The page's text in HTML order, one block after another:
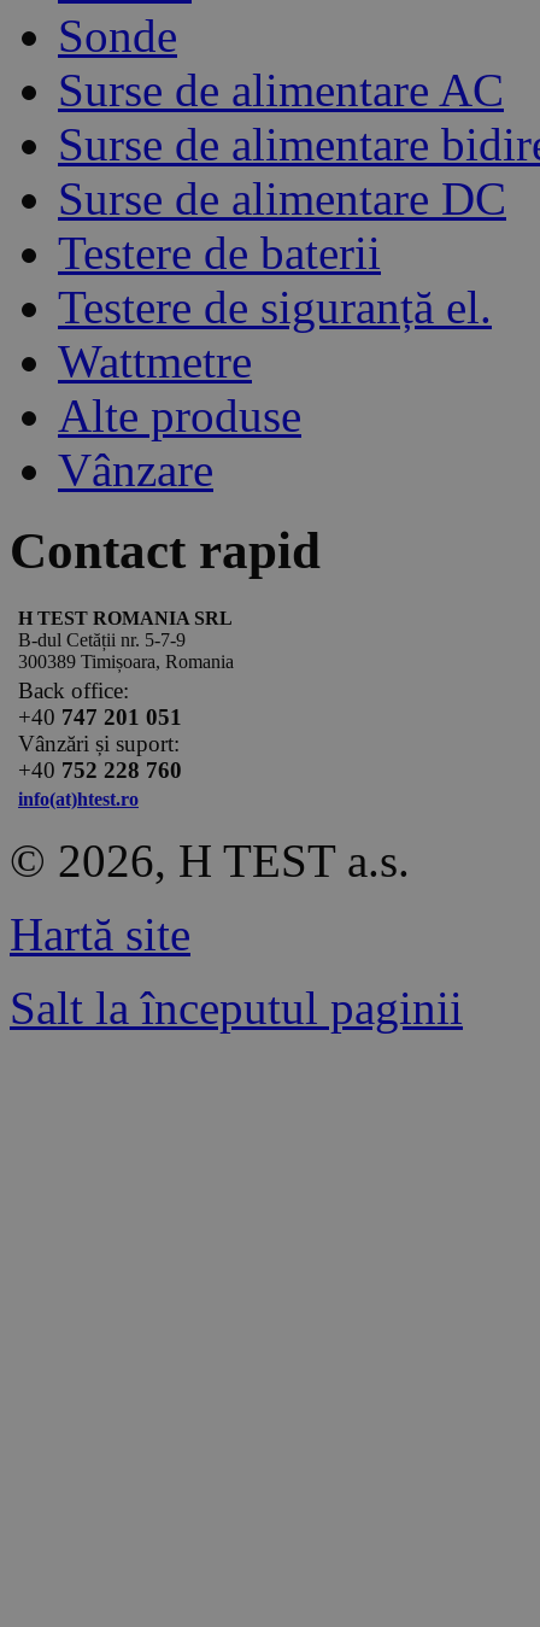
Sonde
Surse de alimentare AC
Surse de alimentare
Surse de alimentare DC
Testere de baterii
Testere de siguranță el.
Wattmetre
Alte produse
Vânzare
Contact rapid
H TEST ROMANIA SRL
B-dul Cetății nr. 5-7-9
300389 Timișoara, Romania
Back office:
+40 747 201 051
Vânzări și suport:
+40 752 228 760
info(at)htest.ro
© 2026, H TEST a.s.
Hartă site
Salt la începutul paginii